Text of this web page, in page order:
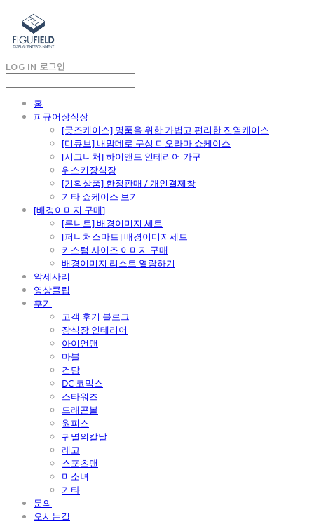
LOG IN 로그인
홈
피규어장식장
[굿즈케이스] 명품을 위한 가볍고 편리한 진열케이스
[디큐브] 내맘데로 구성 디오라마 쇼케이스
[시그니처] 하이앤드 인테리어 가구
위스키장식장
[기획상품] 한정판매 / 개인결제창
기타 쇼케이스 보기
[배경이미지 구매]
[루니트] 배경이미지 세트
[퍼니처스마트] 배경이미지세트
커스텀 사이즈 이미지 구매
배경이미지 리스트 열람하기
악세사리
영상클립
후기
고객 후기 블로그
장식장 인테리어
아이언맨
마블
건담
DC 코믹스
스타워즈
드래곤볼
원피스
귀멸의칼날
레고
스포츠맨
미소녀
기타
문의
오시는길